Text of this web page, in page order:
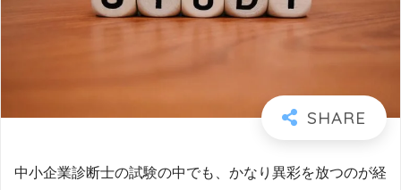
中小企業診断士の試験の中でも、かなり異彩を放つのが経